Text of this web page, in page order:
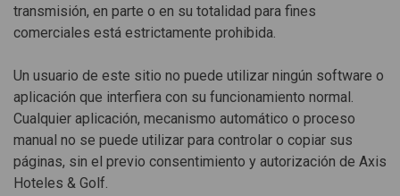
transmisión, en parte o en su totalidad para fines
comerciales está estrictamente prohibida.
Un usuario de este sitio no puede utilizar ningún software o
aplicación que interfiera con su funcionamiento normal.
Cualquier aplicación, mecanismo automático o proceso
manual no se puede utilizar para controlar o copiar sus
páginas, sin el previo consentimiento y autorización de Axis
Hoteles & Golf.